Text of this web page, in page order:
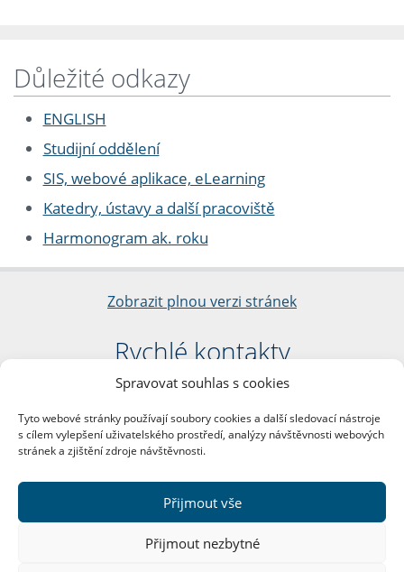
Spravovat souhlas s cookies
Tyto webové stránky používají soubory cookies a další sledovací nástroje
s cílem vylepšení uživatelského prostředí, analýzy návštěvnosti webových
stránek a zjištění zdroje návštěvnosti.
Přijmout vše
Přijmout nezbytné
Důležité odkazy
ENGLISH
Studijní oddělení
SIS, webové aplikace, eLearning
Katedry, ústavy a další pracoviště
Harmonogram ak. roku
Zobrazit plnou verzi stránek
Rychlé kontakty
Filozofická fakulta
nám. Jana Palacha 1/2
116 38 Praha 1
DIČ: CZ00216208
Další kontakty